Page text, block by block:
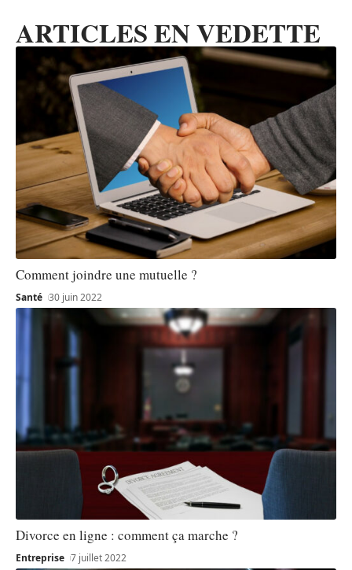
ARTICLES EN VEDETTE
Comment joindre une mutuelle ?
Santé 30 juin 2022
Divorce en ligne : comment ça marche ?
Entreprise 7 juillet 2022